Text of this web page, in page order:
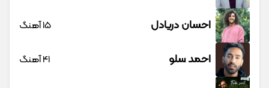
احسان دریادل 15 آهنگ
احمد سلو 41 آهنگ